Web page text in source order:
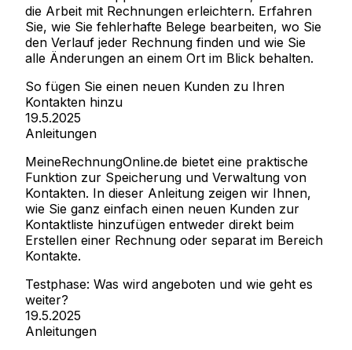
die Arbeit mit Rechnungen erleichtern. Erfahren
Sie, wie Sie fehlerhafte Belege bearbeiten, wo Sie
den Verlauf jeder Rechnung finden und wie Sie
alle Änderungen an einem Ort im Blick behalten.
So fügen Sie einen neuen Kunden zu Ihren
Kontakten hinzu
19.5.2025
Anleitungen
MeineRechnungOnline.de bietet eine praktische
Funktion zur Speicherung und Verwaltung von
Kontakten. In dieser Anleitung zeigen wir Ihnen,
wie Sie ganz einfach einen neuen Kunden zur
Kontaktliste hinzufügen entweder direkt beim
Erstellen einer Rechnung oder separat im Bereich
Kontakte.
Testphase: Was wird angeboten und wie geht es
weiter?
19.5.2025
Anleitungen